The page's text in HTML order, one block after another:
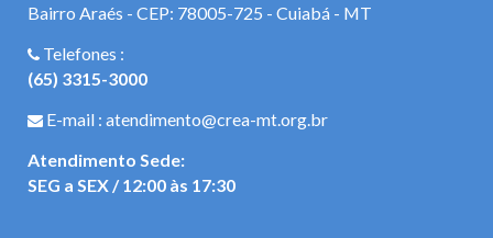
Bairro Araés - CEP: 78005-725 - Cuiabá - MT
Telefones :
(65) 3315-3000
E-mail : atendimento@crea-mt.org.br
Atendimento Sede:
SEG a SEX / 12:00 às 17:30